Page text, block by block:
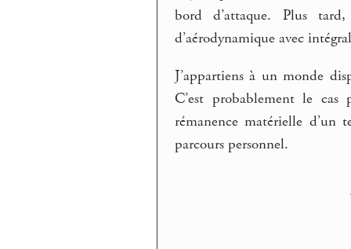
bord d’attaque. Plus
d’aérodynamique avec
J’appartiens à un monde
C’est probablement le
rémanence matérielle
parcours personnel.